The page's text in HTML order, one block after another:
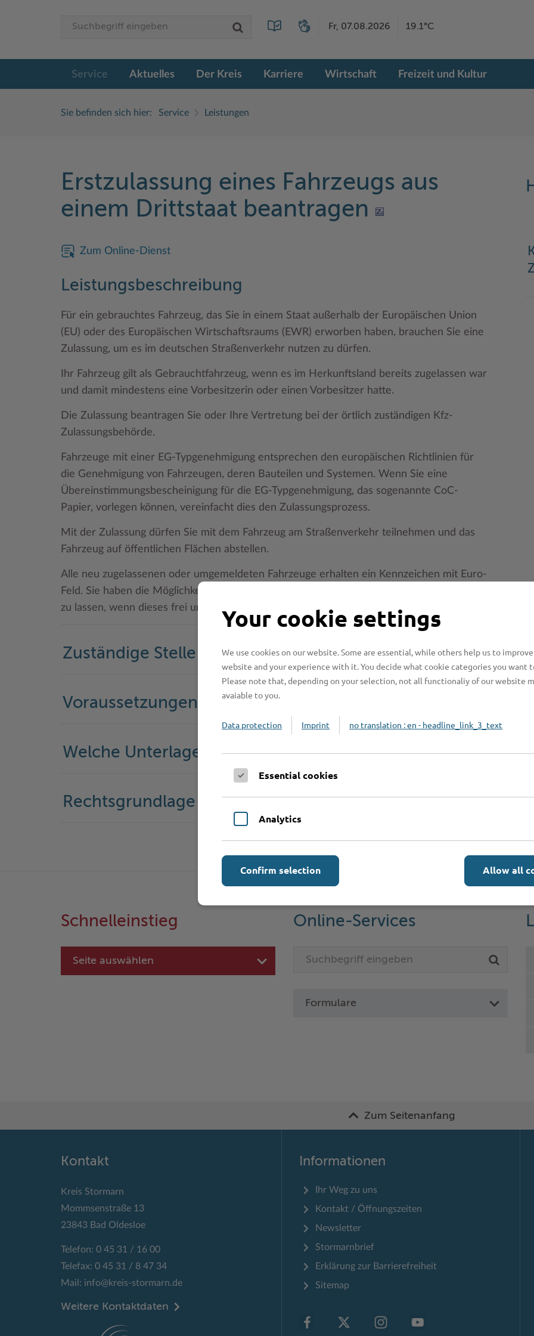
Fr, 07.08.2026 19.1°C
Service Aktuelles Der Kreis Karriere Wirtschaft Freizeit und Kultur
Sie befinden sich hier: Service Leistungen
Erstzulassung eines Fahrzeugs aus
einem Drittstaat beantragen
Zum Online-Dienst
Leistungsbeschreibung
Für ein gebrauchtes Fahrzeug, das Sie in einem Staat außerhalb der Europäischen Union
(EU) oder des Europäischen Wirtschaftsraums (EWR) erworben haben, brauchen Sie eine
Zulassung, um es im deutschen Straßenverkehr nutzen zu dürfen.
Ihr Fahrzeug gilt als Gebrauchtfahrzeug, wenn es im Herkunftsland bereits zugelassen war
und damit mindestens eine Vorbesitzerin oder einen Vorbesitzer hatte.
Die Zulassung beantragen Sie oder Ihre Vertretung bei der örtlich zuständigen Kfz-
Zulassungsbehörde.
Fahrzeuge mit einer EG-Typgenehmigung entsprechen den europäischen Richtlinien für
die Genehmigung von Fahrzeugen, deren Bauteilen und Systemen. Wenn Sie eine
Übereinstimmungsbescheinigung für die EG-Typgenehmigung, das sogenannte CoC-
Papier, vorlegen können, vereinfacht dies den Zulassungsprozess.
Mit der Zulassung dürfen Sie mit dem Fahrzeug am Straßenverkehr teilnehmen und das
Fahrzeug auf öffentlichen Flächen abstellen.
Alle neu zugelassenen oder umgemeldeten Fahrzeuge erhalten ein Kennzeichen mit Euro-
Feld. Sie haben die Möglichkeit, ein Kennzeichen Ihrer Wahl für das Fahrzeug reservieren
zu lassen, wenn dieses frei und verfügbar ist.
Zuständige Stelle
Voraussetzungen
Welche Unterlagen werden benötigt?
Rechtsgrundlage
Schnelleinstieg
Seite auswählen
Online-Services
Formulare
Zum Seitenanfang
Kontakt
Kreis Stormarn
Mommsenstraße 13
23843 Bad Oldesloe
Telefon: 0 45 31 / 16 00
Telefax: 0 45 31 / 8 47 34
Mail: info@kreis-stormarn.de
Weitere Kontaktdaten
Informationen
Ihr Weg zu uns
Kontakt / Öffnungszeiten
Newsletter
Stormarnbrief
Erklärung zur Barrierefreiheit
Sitemap
Your cookie settings
We use cookies on our website. Some are essential, while others help us to
website and your experience with it. You decide what cookie categories you want
Please note that, depending on your selection, not all functionaliy of our website
avaiable to you.
Data protection Imprint no translation : en - headline_link_3_text
Essential cookies
Analytics
Allow all
Confirm selection